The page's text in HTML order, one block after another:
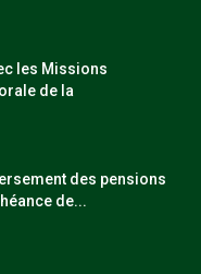
les Missions
de la
des pensions
de...